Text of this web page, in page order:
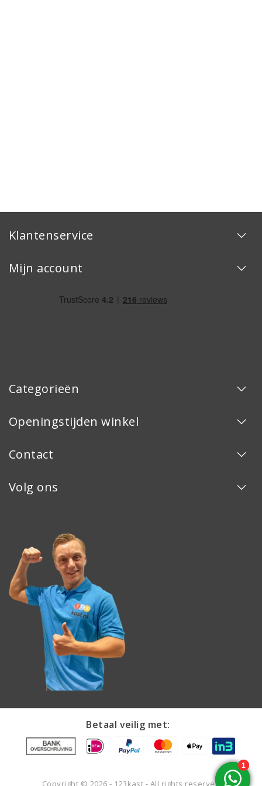
Klantenservice
Mijn account
Categorieën
Openingstijden winkel
Contact
Volg ons
Betaal veilig met:
Copyright © 2026 - 123kast - All rights reserved